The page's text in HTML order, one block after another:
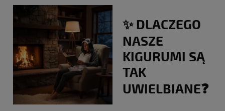
✨ DLACZEGO
NASZE
KIGURUMI SĄ
TAK
UWIELBIANE❓